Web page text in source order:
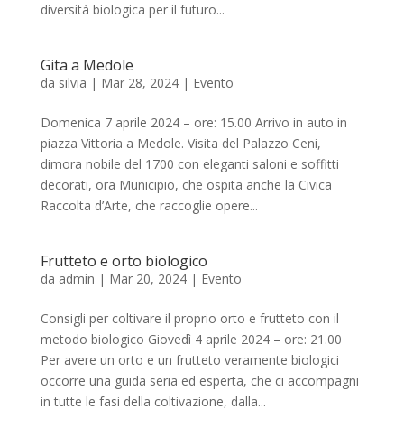
diversità biologica per il futuro...
Gita a Medole
da silvia | Mar 28, 2024| Evento
Domenica 7 aprile 2024 – ore: 15.00 Arrivo in auto in
piazza Vittoria a Medole. Visita del Palazzo Ceni,
dimora nobile del 1700 con eleganti saloni e soffitti
decorati, ora Municipio, che ospita anche la Civica
Raccolta d’Arte, che raccoglie opere...
Frutteto e orto biologico
da admin | Mar 20, 2024| Evento
Consigli per coltivare il proprio orto e frutteto con il
metodo biologico Giovedì 4 aprile 2024 – ore: 21.00
Per avere un orto e un frutteto veramente biologici
occorre una guida seria ed esperta, che ci accompagni
in tutte le fasi della coltivazione, dalla...